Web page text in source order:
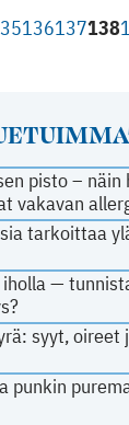
136137138
pisto –
vakavan
tarkoittaa
—
syyt, oireet
punkin